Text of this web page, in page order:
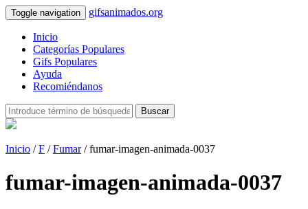
Toggle navigation gifsanimados.org
Inicio
Categorías Populares
Gifs Populares
Ayuda
Recomiéndanos
Buscar
Inicio /F /Fumar/ fumar-imagen-animada-0037
fumar-imagen-animada-0037